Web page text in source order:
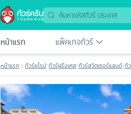
หน้าแรก แพ็คเกจทัวร์
หน้าแรก ทัวร์ยุโรป/ทัวร์ฝรั่งเศส/ทัวร์สวิตเซอร์แลนด์/ทั